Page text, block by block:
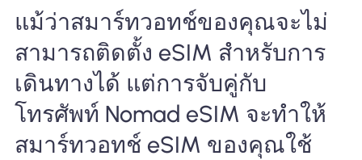
การใช้ eSIM
สำหรับธุรกิจ
แม้ว่าสมาร์ทวอทช์ของคุณจะไม่
สามารถติดตั้ง eSIM สำหรับการ
เดินทางได้ แต่การจับคู่กับ
โทรศัพท์ Nomad eSIM จะทำให้
สมาร์ทวอทช์ eSIM ของคุณใช้